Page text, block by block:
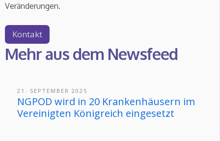
Veränderungen.
Kontakt
Mehr aus dem Newsfeed
21. SEPTEMBER 2025
NGPOD wird in 20 Krankenhäusern im
Vereinigten Königreich eingesetzt